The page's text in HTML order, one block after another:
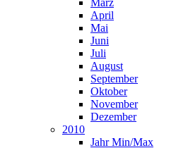
März
April
Mai
Juni
Juli
August
September
Oktober
November
Dezember
2010
Jahr Min/Max